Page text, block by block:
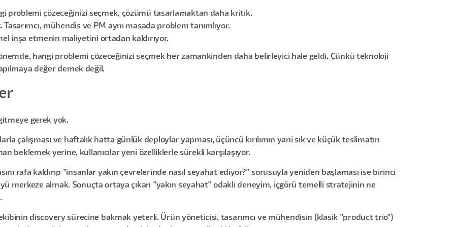
problemi çözeceğinizi seçmek, çözümü tasarlamaktan daha kritik.
Tasarımcı, mühendis ve PM aynı masada problem tanımlıyor.
inşa etmenin maliyetini ortadan kaldırıyor.
hangi problemi çözeceğinizi seçmek her zamankinden daha belirleyici hale geldi. Çünkü teknoloji
değer demek değil.
gerek yok.
çalışması ve haftalık hatta günlük deploylar yapması, üçüncü kırılımın yani sık ve küçük teslimatın
beklemek yerine, kullanıcılar yeni özelliklerle sürekli karşılaşıyor.
rafa kaldırıp "insanlar yakın çevrelerinde nasıl seyahat ediyor?" sorusuyla yeniden başlaması ise birinci
merkeze almak. Sonuçta ortaya çıkan "yakın seyahat" odaklı deneyim, içgörü temelli stratejinin ne
ekibinin discovery sürecine bakmak yeterli. Ürün yöneticisi, tasarımcı ve mühendisin (klasik "product trio")